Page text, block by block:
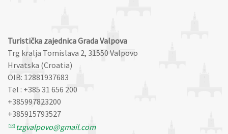
Turistička zajednica Grada Valpova
Trg kralja Tomislava 2, 31550 Valpovo
Hrvatska (Croatia)
OIB: 12881937683
Tel : +385 31 656 200
+385997823200
+385915793527
tzgvalpovo@gmail.com